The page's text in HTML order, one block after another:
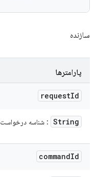
سازنده
پارامترها
requestId
String : شناسه درخواست
commandId